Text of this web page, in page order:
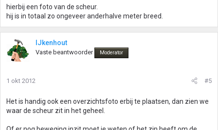
hierbij een foto van de scheur.
hij is in totaal zo ongeveer anderhalve meter breed.
IJkenhout
Vaste beantwoorder Moderator
1 okt 2012 #5
Het is handig ook een overzichtsfoto erbij te plaatsen, dan zien we
waar de scheur zit in het geheel.